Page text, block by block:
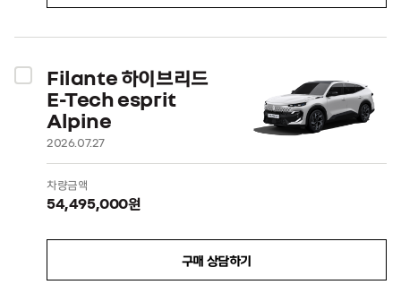
Filante 하이브리드
E-Tech esprit
Alpine
2026.07.27
차량금액
54,495,000원
구매 상담하기